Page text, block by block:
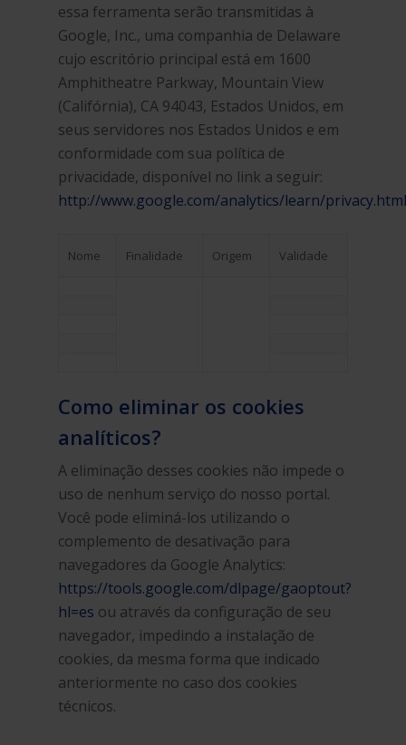
essa ferramenta serão transmitidas à
Google, Inc., uma companhia de Delaware
cujo escritório principal está em 1600
Amphitheatre Parkway, Mountain View
(Califórnia), CA 94043, Estados Unidos, em
seus servidores nos Estados Unidos e em
conformidade com sua política de
privacidade, disponível no link a seguir:
http://www.google.com/analytics/learn/privacy.html
Nome Finalidade Origem Validade
Como eliminar os cookies
analíticos?
A eliminação desses cookies não impede o
uso de nenhum serviço do nosso portal.
Você pode eliminá-los utilizando o
complemento de desativação para
navegadores da Google Analytics:
https://tools.google.com/dlpage/gaoptout?
hl=es ou através da configuração de seu
navegador, impedindo a instalação de
cookies, da mesma forma que indicado
anteriormente no caso dos cookies
técnicos.